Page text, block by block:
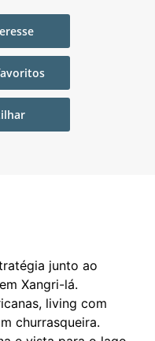
junto ao
Xangri-lá.
living com
churrasqueira.